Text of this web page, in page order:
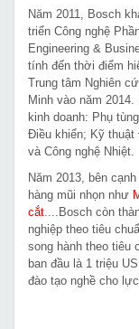
Năm 2011, Bosch
triển Công nghệ
Engineering &
tính đến thời điểm
Trung tâm Nghiên
Minh vào năm
kinh doanh: Phụ
Điều khiển; Kỹ thuật
và Công nghệ Nhiệt.
Năm 2013, bên
hàng mũi nhọn như
cắt....Bosch còn
nghiệp theo tiêu
song hành theo tiêu
ban đầu là 1 triệu
đào tạo nghề cho